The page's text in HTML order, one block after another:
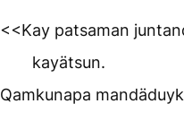
<<Kay patsaman
kayätsun.
Qamkunapa